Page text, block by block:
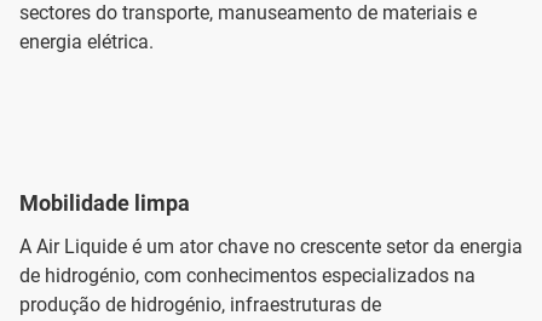
sectores do transporte, manuseamento de materiais e
energia elétrica.
Mobilidade limpa
A Air Liquide é um ator chave no crescente setor da energia
de hidrogénio, com conhecimentos especializados na
produção de hidrogénio, infraestruturas de